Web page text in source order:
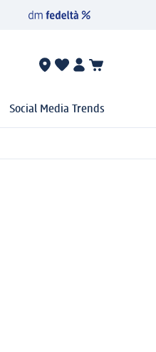
Social Media Trends